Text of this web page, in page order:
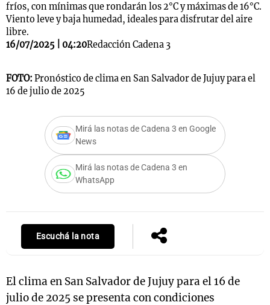
fríos, con mínimas que rondarán los 2°C y máximas de 16°C.
Viento leve y baja humedad, ideales para disfrutar del aire
libre.
16/07/2025 | 04:20Redacción Cadena 3
FOTO: Pronóstico de clima en San Salvador de Jujuy para el
16 de julio de 2025
Mirá las notas de Cadena 3 en Google
News
Mirá las notas de Cadena 3 en
WhatsApp
Escuchá la nota
El clima en San Salvador de Jujuy para el 16 de
julio de 2025 se presenta con condiciones
Notas